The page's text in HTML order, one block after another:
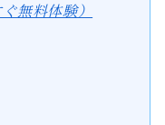
無料体験）